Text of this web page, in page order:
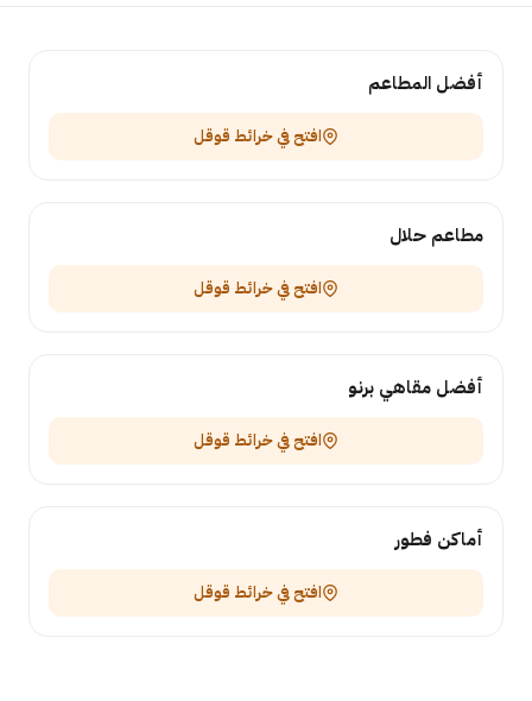
أفضل المطاعم
افتح في خرائط قوقل
مطاعم حلال
افتح في خرائط قوقل
أفضل مقاهي برنو
افتح في خرائط قوقل
أماكن فطور
افتح في خرائط قوقل